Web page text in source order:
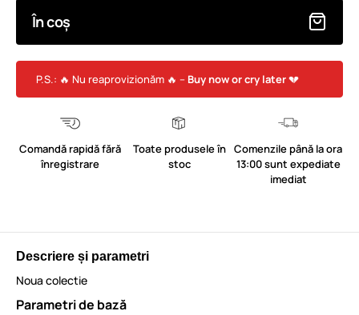
În coș
P.S.: 🔥 Nu reaprovizionăm 🔥 – Buy now or cry later💔
Comandă rapidă fără
înregistrare
Toate produsele în
stoc
Comenzile până la ora
13:00 sunt expediate
imediat
Descriere și parametri
Noua colectie
Parametri de bază